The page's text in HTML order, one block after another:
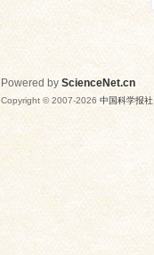
Powered by ScienceNet.cn
Copyright © 2007-2026 中国科学报社